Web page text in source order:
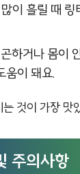
이 흘릴 때
하거나 몸이
움이 돼요.
것이 가장 맛
주의사항